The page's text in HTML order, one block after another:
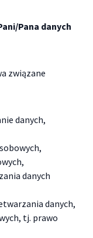
Pana danych
związane
danych,
danych
danych,
tj. prawo